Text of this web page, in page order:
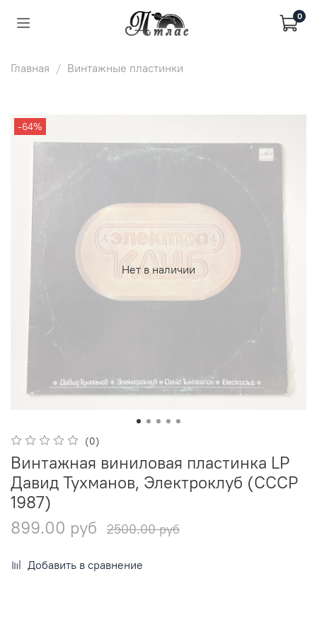
0
Главная Винтажные пластинки
Нет в наличии
-64%
(0)
Винтажная виниловая пластинка LP
Давид Тухманов, Электроклуб (СССР
1987)
899.00 руб
2500.00 руб
Добавить в сравнение